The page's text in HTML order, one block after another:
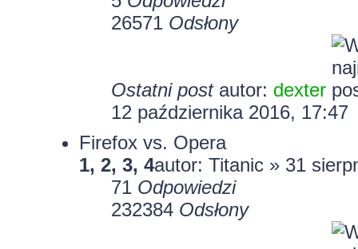
26571 Odsłony
Ostatni post autor: dexter
12 października 2016, 17:47
Firefox vs. Opera
1, 2, 3, 4autor: Titanic» 31
71 Odpowiedzi
232384 Odsłony